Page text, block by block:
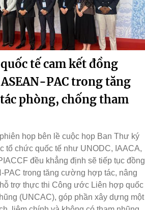
tế cam kết đồng
PAC trong tăng
phòng, chống tham
họp bên lề cuộc họp Ban Thư ký
tổ chức quốc tế như UNODC, IAACA,
đều khẳng định sẽ tiếp tục đồng
PAC trong tăng cường hợp tác, nâng
trợ thực thi Công ước Liên hợp quốc
(UNCAC), góp phần xây dựng một